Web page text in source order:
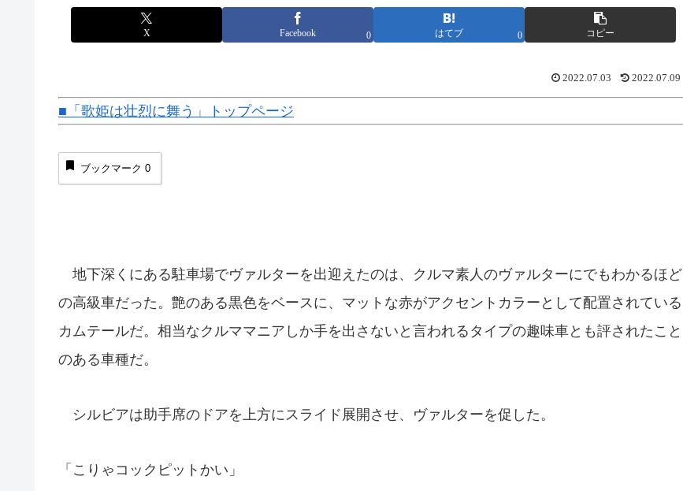
X Facebook 0 はてブ 0 コピー
2022.07.03 2022.07.09
■「歌姫は壮烈に舞う」トップページ
ブックマーク 0
地下深くにある駐車場でヴァルターを出迎えたのは、クルマ素人のヴァルターにでもわかるほど
の高級車だった。艶のある黒色をベースに、マットな赤がアクセントカラーとして配置されている
カムテールだ。相当なクルママニアしか手を出さないと言われるタイプの趣味車とも評されたこと
のある車種だ。
シルビアは助手席のドアを上方にスライド展開させ、ヴァルターを促した。
「こりゃコックピットかい」